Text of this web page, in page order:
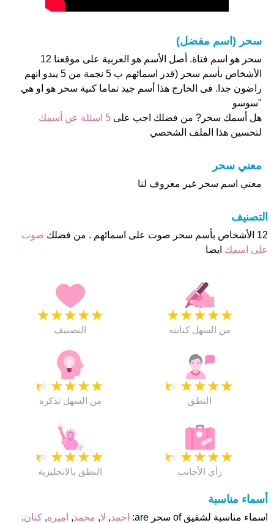
سحر (اسم مفضل)
سحر هو اسم فتاة. أصل الأسم هو العربية على موقعنا 12
الأشخاص بأسم سحر (قدر اسمائهم ب 5 نجمة من 5 يبدو انهم
راضون جدا. فى الخارج هذا أسم جيد تماما كنية سحر هو او هي
"سوسو
هل أسمك سحر? من فضلك اجب على 5 اسئلة عن أسمك
لتحسين هذا الملف الشخصي
معني سحر
معني اسم سحر غير معروف لنا
التصنيف
12 الأشخاص بأسم سحر صوت على اسمائهم . من فضلك
صوت
على اسمك ايضا
★
★
★
★
★
التصنيف
★
★
★
★
★
من السهل كتابته
★
★
★
★
★
من السهل تذكره
★
★
★
★
★
النطق
★
★
★
★
★
النطق بالانجليزية
★
★
★
★
★
رأي الأجانب
أسماء مناسبة
اسماء مناسبة لشقيق of سحر are: احمد, لا, محمد, اميره, كنان.